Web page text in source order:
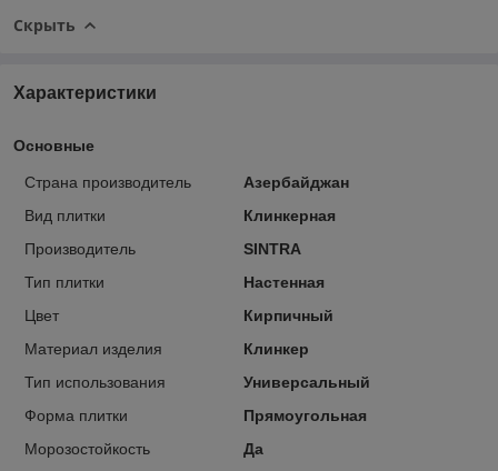
Скрыть
Характеристики
Основные
Страна производитель
Азербайджан
Вид плитки
Клинкерная
Производитель
SINTRA
Тип плитки
Настенная
Цвет
Кирпичный
Материал изделия
Клинкер
Тип использования
Универсальный
Форма плитки
Прямоугольная
Морозостойкость
Да